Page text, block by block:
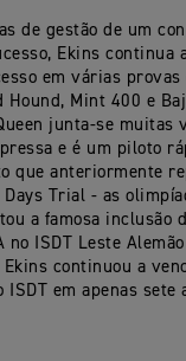
de gestão de um
Ekins continua
em várias provas
Hound, Mint 400 e
junta-se muitas
e é um piloto
que anteriormente
Trial - as
a famosa inclusão
no ISDT Leste
continuou a
ISDT em apenas sete